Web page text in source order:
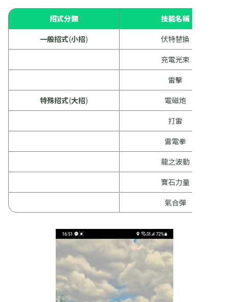
招式分類
技能名稱
一般招式(小招)
伏特替換
充電光束
雷擊
特殊招式(大招)
電磁炮
打雷
雷電拳
龍之波動
寶石力量
氣合彈